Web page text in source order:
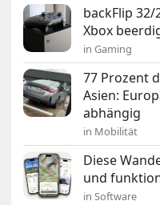
backFlip
Xbox
in Gaming
77 Prozent
Asien:
abhängig
in Mobilität
Diese
und
in Software